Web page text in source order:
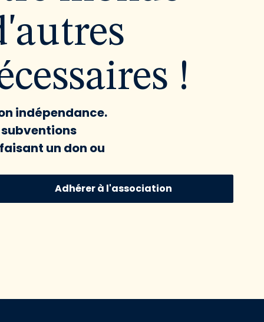
!
indépendance.
un don ou
Adhérer à l'association